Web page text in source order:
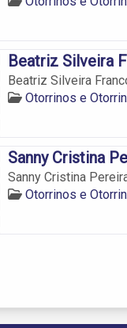
Beatriz Silveira
Beatriz Silveira
Otorrinos e
Sanny Cristina
Sanny Cristina
Otorrinos e